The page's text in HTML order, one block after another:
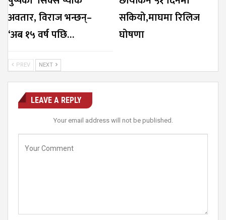
अवतार, विराज भन्छन्–
‘अब १५ वर्ष पछि…
सकियो,माघमा रिलिज
घोषणा
PREV NEXT
LEAVE A REPLY
Your email address will not be published.